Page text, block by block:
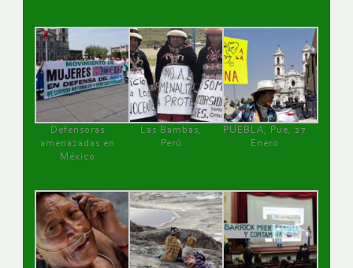
Defensoras
amenazadas en
México
Las Bambas,
Perú
PUEBLA, Pue, 27
Enero